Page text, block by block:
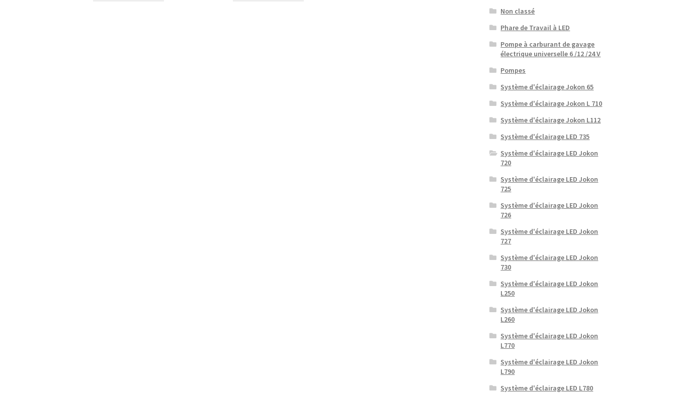
Non classé
Phare de Travail à LED
Pompe à carburant de gavage
électrique universelle 6 /12 /24 V
Pompes
Système d'éclairage Jokon 65
Système d'éclairage Jokon L 710
Système d'éclairage Jokon L112
Système d'éclairage LED 735
Système d'éclairage LED Jokon
720
Système d'éclairage LED Jokon
725
Système d'éclairage LED Jokon
726
Système d'éclairage LED Jokon
727
Système d'éclairage LED Jokon
730
Système d'éclairage LED Jokon
L250
Système d'éclairage LED Jokon
L260
Système d'éclairage LED Jokon
L770
Système d'éclairage LED Jokon
L790
Système d'éclairage LED L780